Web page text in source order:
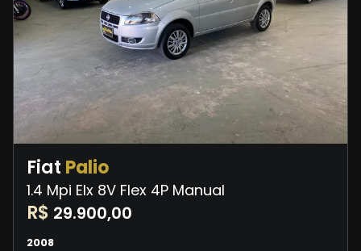
Fiat Palio
1.4 Mpi Elx 8V Flex 4P Manual
R$ 29.900,00
2008